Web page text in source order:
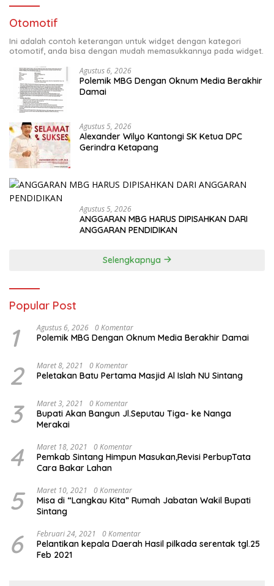
Otomotif
Ini adalah contoh keterangan untuk widget dengan kategori
otomotif, anda bisa dengan mudah memasukkannya pada widget.
Agustus 6, 2026
Polemik MBG Dengan Oknum Media Berakhir
Damai
Agustus 5, 2026
Alexander Wilyo Kantongi SK Ketua DPC
Gerindra Ketapang
Agustus 5, 2026
ANGGARAN MBG HARUS DIPISAHKAN DARI
ANGGARAN PENDIDIKAN
Selengkapnya
Popular Post
1 Agustus 6, 2026 0 Komentar
Polemik MBG Dengan Oknum Media Berakhir Damai
2 Maret 8, 2021 0 Komentar
Peletakan Batu Pertama Masjid Al Islah NU Sintang
3 Maret 3, 2021 0 Komentar
Bupati Akan Bangun Jl.Seputau Tiga- ke Nanga
Merakai
4 Maret 18, 2021 0 Komentar
Pemkab Sintang Himpun Masukan,Revisi PerbupTata
Cara Bakar Lahan
5 Maret 10, 2021 0 Komentar
Misa di “Langkau Kita” Rumah Jabatan Wakil Bupati
Sintang
6 Februari 24, 2021 0 Komentar
Pelantikan kepala Daerah Hasil pilkada serentak tgl.25
Feb 2021